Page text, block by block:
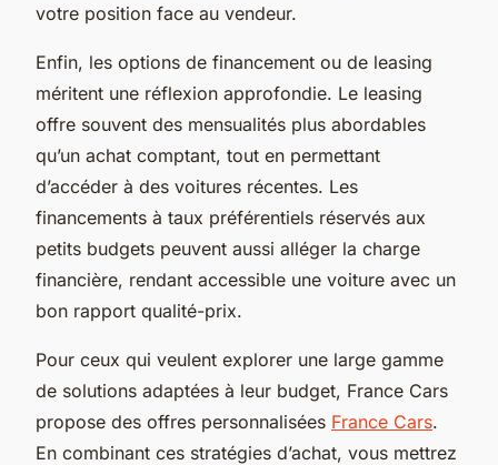
votre position face au vendeur.
Enfin, les options de financement ou de leasing
méritent une réflexion approfondie. Le leasing
offre souvent des mensualités plus abordables
qu’un achat comptant, tout en permettant
d’accéder à des voitures récentes. Les
financements à taux préférentiels réservés aux
petits budgets peuvent aussi alléger la charge
financière, rendant accessible une voiture avec un
bon rapport qualité-prix.
Pour ceux qui veulent explorer une large gamme
de solutions adaptées à leur budget, France Cars
propose des offres personnalisées France Cars.
En combinant ces stratégies d’achat, vous mettrez